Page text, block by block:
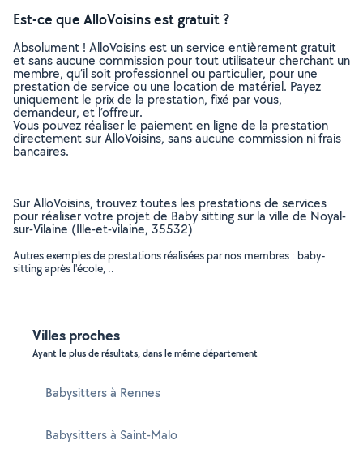
Est-ce que AlloVoisins est gratuit ?
Absolument ! AlloVoisins est un service entièrement gratuit
et sans aucune commission pour tout utilisateur cherchant un
membre, qu’il soit professionnel ou particulier, pour une
prestation de service ou une location de matériel. Payez
uniquement le prix de la prestation, fixé par vous,
demandeur, et l’offreur.
Vous pouvez réaliser le paiement en ligne de la prestation
directement sur AlloVoisins, sans aucune commission ni frais
bancaires.
Sur AlloVoisins, trouvez toutes les prestations de services
pour réaliser votre projet de Baby sitting sur la ville de Noyal-
sur-Vilaine (Ille-et-vilaine, 35532)
Autres exemples de prestations réalisées par nos membres : baby-
sitting après l'école, ..
Villes proches
Ayant le plus de résultats, dans le même département
Babysitters à Rennes
Babysitters à Saint-Malo